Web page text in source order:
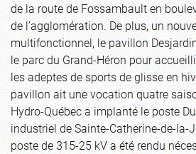
de la route de Fossambault en
de l’agglomération. De plus, un
multifonctionnel, le pavillon
le parc du Grand-Héron pour
les adeptes de sports de glisse en
pavillon ait une vocation quatre
Hydro-Québec a implanté le poste
industriel de Sainte-Catherine-de-la-
poste de 315-25 kV a été rendu